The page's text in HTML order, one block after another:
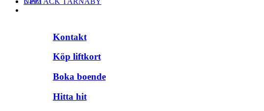
Kontakt
Köp liftkort
Boka boende
Hitta hit